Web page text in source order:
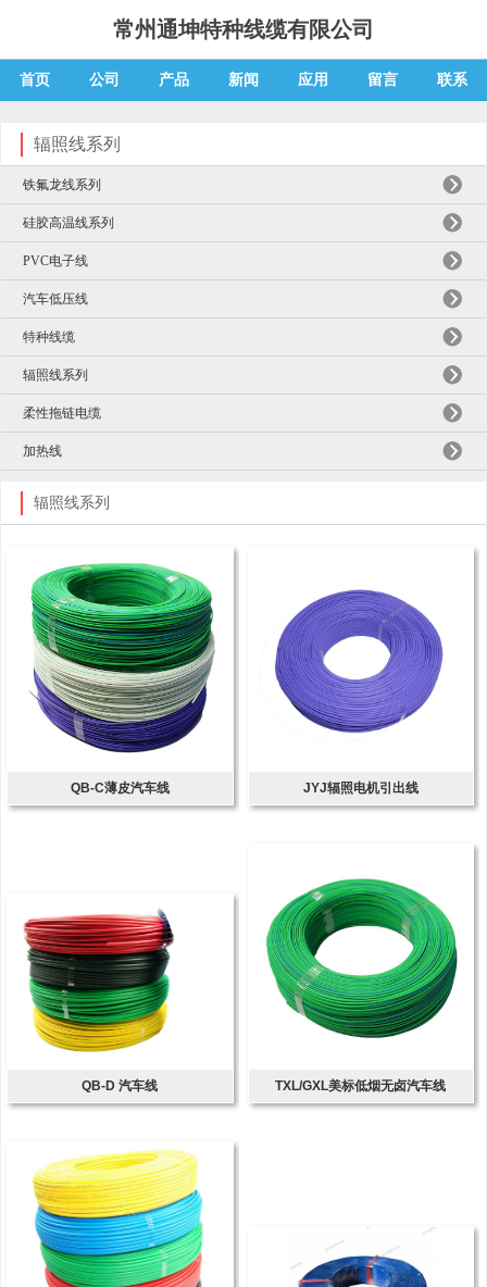
常州通坤特种线缆有限公司
首页 公司 产品 新闻 应用 留言 联系
辐照线系列
铁氟龙线系列
硅胶高温线系列
PVC电子线
汽车低压线
特种线缆
辐照线系列
柔性拖链电缆
加热线
辐照线系列
QB-C薄皮汽车线 JYJ辐照电机引出线
QB-D 汽车线 TXL/GXL美标低烟无卤汽车线